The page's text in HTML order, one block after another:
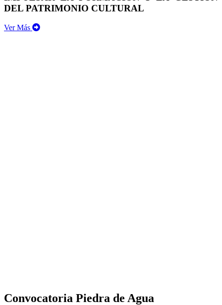
DEL PATRIMONIO CULTURAL
Ver Más
Convocatoria Piedra de Agua